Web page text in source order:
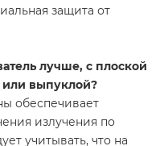
защита от
лучше, с плоской
выпуклой?
обеспечивает
излучения по
учитывать, что на